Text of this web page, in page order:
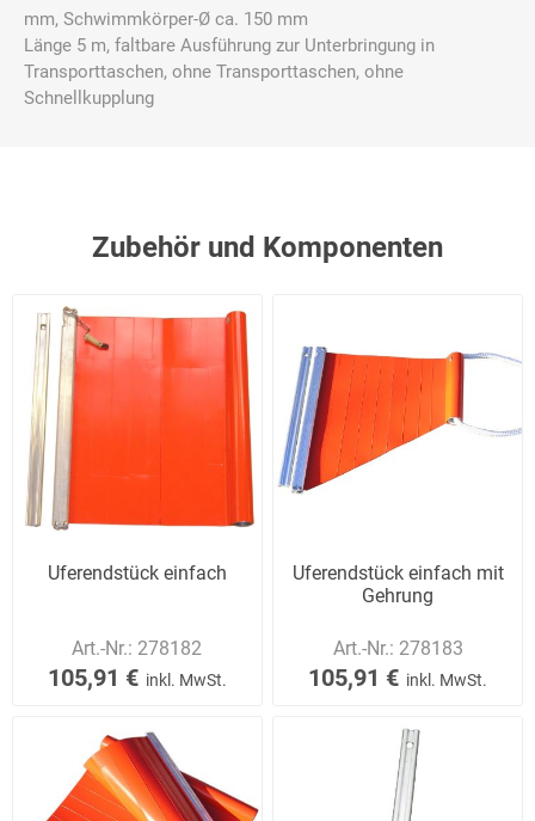
mm, Schwimmkörper-Ø ca. 150 mm
Länge 5 m, faltbare Ausführung zur Unterbringung in
Transporttaschen, ohne Transporttaschen, ohne
Schnellkupplung
Zubehör und Komponenten
Uferendstück einfach
Art.-Nr.: 278182
105,91 € inkl. MwSt.
Uferendstück einfach mit
Gehrung
Art.-Nr.: 278183
105,91 € inkl. MwSt.